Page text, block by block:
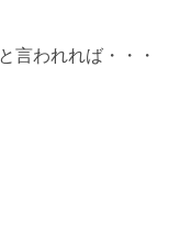
言われれば・・・